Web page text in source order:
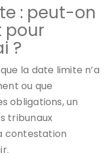
: peut-on
pour
?
la date limite n’a
ou que
obligations, un
tribunaux
contestation